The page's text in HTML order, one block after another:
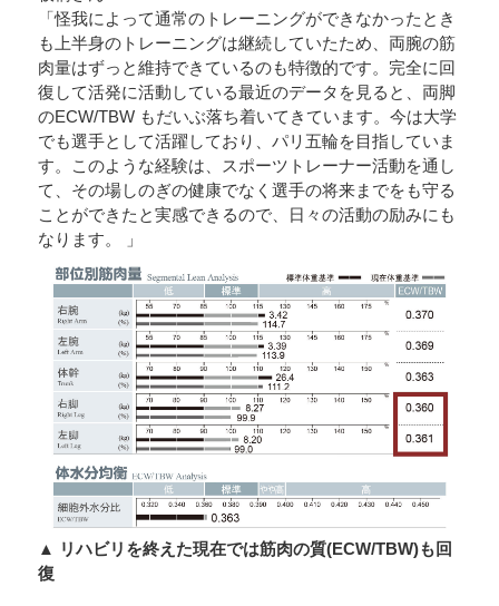
「怪我によって通常のトレーニングができなかったとき
も上半身のトレーニングは継続していたため、両腕の筋
肉量はずっと維持できているのも特徴的です。完全に回
復して活発に活動している最近のデータを見ると、両脚
のECW/TBW もだいぶ落ち着いてきています。今は大学
でも選手として活躍しており、パリ五輪を目指していま
す。このような経験は、スポーツトレーナー活動を通し
て、その場しのぎの健康でなく選手の将来までをも守る
ことができたと実感できるので、日々の活動の励みにも
なります。 」
▲ リハビリを終えた現在では筋肉の質(ECW/TBW)も回
復